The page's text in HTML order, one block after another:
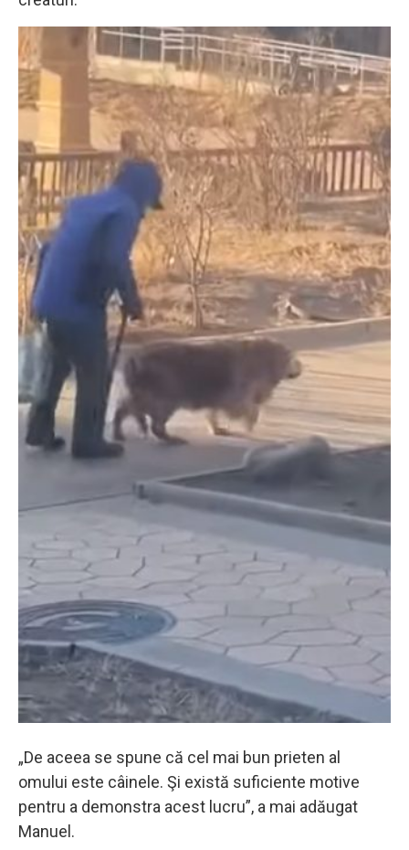
„De aceea se spune că cel mai bun prieten al
omului este câinele. Şi există suficiente motive
pentru a demonstra acest lucru”, a mai adăugat
Manuel.